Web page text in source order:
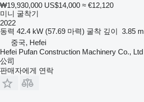
₩19,930,000 US$14,000 ≈ €12,120
미니 굴착기
2022
동력 42.4 kW (57.69 마력) 굴착 깊이 3.85 m
중국, Hefei
Hefei Pufan Construction Machinery Co.,
公司
판매자에게 연락